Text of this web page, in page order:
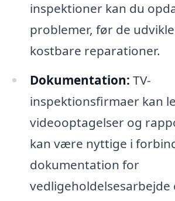
inspektioner kan du
problemer, før de
kostbare reparationer.
Dokumentation: TV-
inspektionsfirmaer kan
videooptagelser og
kan være nyttige i
dokumentation for
vedligeholdelsesarbejde